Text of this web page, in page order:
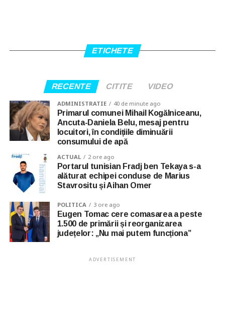
ETICHETE
RECENTE CITITE VIDEO
ADMINISTRATIE 40 de minute ago
Primarul comunei Mihail Kogălniceanu,
Ancuta-Daniela Belu, mesaj pentru
locuitori, în condițiile diminuării
consumului de apă
ACTUAL 2 ore ago
Portarul tunisian Fradj ben Tekaya s-a
alăturat echipei conduse de Marius
Stavrositu și Aihan Omer
POLITICA 3 ore ago
Eugen Tomac cere comasarea a peste
1.500 de primării și reorganizarea
județelor: „Nu mai putem funcționa”
ADVERTISEMENT